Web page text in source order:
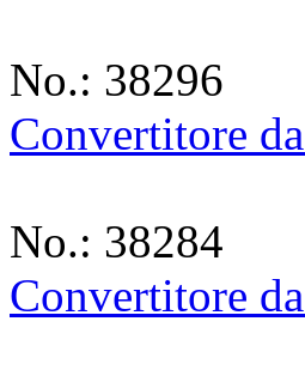
No.: 38296
Convertitore
No.: 38284
Convertitore